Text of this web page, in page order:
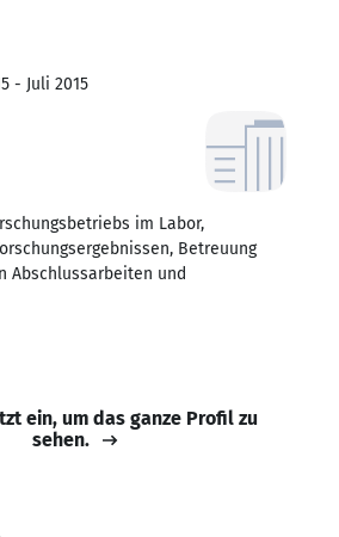
- Juli 2015
im Labor,
Betreuung
Abschlussarbeiten und
ein, um das ganze Profil zu
sehen.